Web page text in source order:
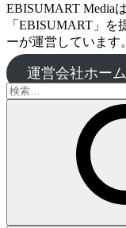
EBISUMART Media
「EBISUMART」
ーが運営しています。
運営会社ホー
検
索: